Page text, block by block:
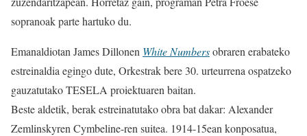
sopranoak parte hartuko du.
Emanaldiotan James Dillonen White Numbersobraren erabateko
estreinaldia egingo dute, Orkestrak bere 30. urteurrena ospatzeko
gauzatutako TESELA proiektuaren baitan.
Beste aldetik, berak estreinatutako obra bat dakar: Alexander
Zemlinskyren Cymbeline-ren suitea. 1914-15ean konposatua,